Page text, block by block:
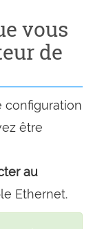
vous
de
configuration
être
au
Ethernet.